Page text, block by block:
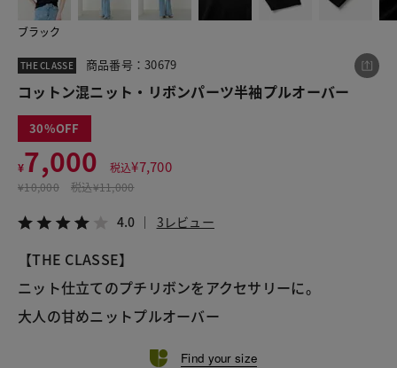
ブラック
THE CLASSE 商品番号：30679
コットン混ニット・リボンパーツ半袖プルオーバー
30
¥7,000 税込¥7,700
¥10,000 税込¥11,000
4.0 3レビュー
【THE CLASSE】
ニット仕立てのプチリボンをアクセサリーに。
大人の甘めニットプルオーバー
Find your size
この商品をシェアする
¥7,000
税込¥7,700
LINE X メール